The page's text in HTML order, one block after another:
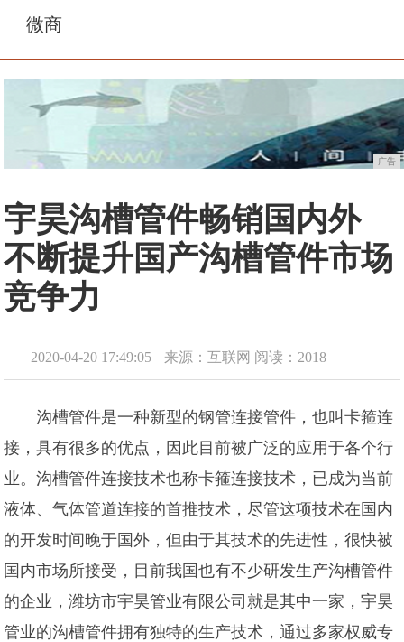
微商
广告
宇昊沟槽管件畅销国内外
不断提升国产沟槽管件市场
竞争力
2020-04-20 17:49:05 来源：互联网 阅读：2018
沟槽管件是一种新型的钢管连接管件，也叫卡箍连
接，具有很多的优点，因此目前被广泛的应用于各个行
业。沟槽管件连接技术也称卡箍连接技术，已成为当前
液体、气体管道连接的首推技术，尽管这项技术在国内
的开发时间晚于国外，但由于其技术的先进性，很快被
国内市场所接受，目前我国也有不少研发生产沟槽管件
的企业，潍坊市宇昊管业有限公司就是其中一家，宇昊
管业的沟槽管件拥有独特的生产技术，通过多家权威专